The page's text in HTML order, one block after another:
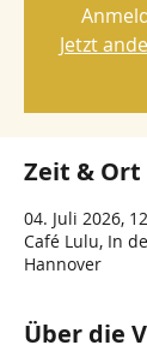
Jetzt
Zeit & Ort
04. Juli 2026,
Café Lulu, In
Hannover
Über die